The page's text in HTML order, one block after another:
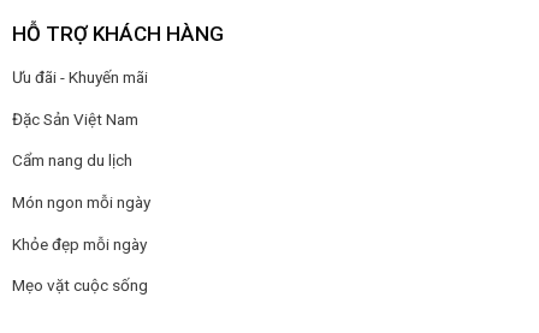
HỖ TRỢ KHÁCH HÀNG
Ưu đãi - Khuyến mãi
Đặc Sản Việt Nam
Cẩm nang du lịch
Món ngon mỗi ngày
Khỏe đẹp mỗi ngày
Mẹo vặt cuộc sống